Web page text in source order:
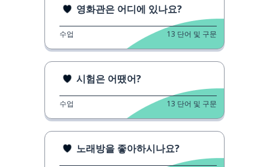
영화관은 어디에 있나요?
수업 13 단어 및 구문
시험은 어땠어?
수업 13 단어 및 구문
노래방을 좋아하시나요?